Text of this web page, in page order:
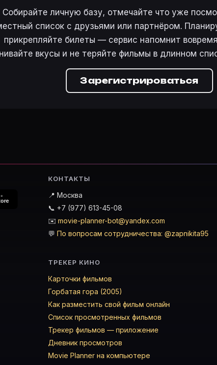
Собирайте личную базу, отмечайте что уже
список с друзьями или партнёром.
прикрепляйте билеты — сервис напомнит
вкусы и не теряйте фильмы в длинном
Зарегистрироваться
КОНТАКТЫ
📍 Москва
📞 +7 (977) 613-45-08
✉️ movie-planner-bot@yandex.com
💬 По вопросам сотрудничества: @zapnikita95
ТРЕКЕР КИНО
Карточки фильмов
Горбатая гора (2005)
Как разместить свой фильм онлайн
Список просмотренных фильмов
Трекер фильмов — приложение
Дневник просмотров
Movie Planner на компьютере